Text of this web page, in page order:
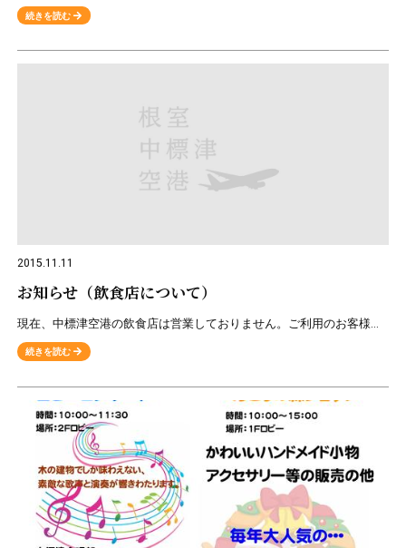
続きを読む
2015.11.11
お知らせ（飲食店について）
現在、中標津空港の飲食店は営業しておりません。ご利用のお客様には大変ご迷惑をおかけいたしますが、どうぞご了承ください。
続きを読む